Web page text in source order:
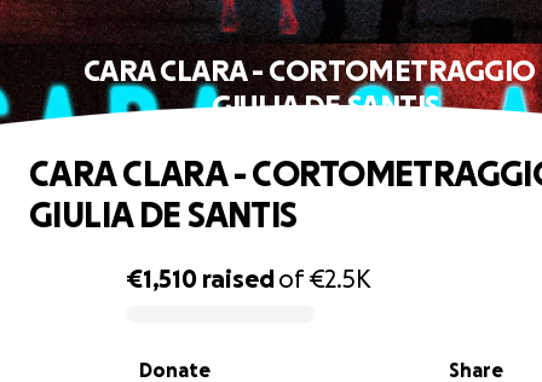
CARA CLARA -
GIULIA DE SANTIS
0% complete
€1,510 raisedof€2.5K
Share
Donate
CARA CLARA -
GIULIA DE SANTIS